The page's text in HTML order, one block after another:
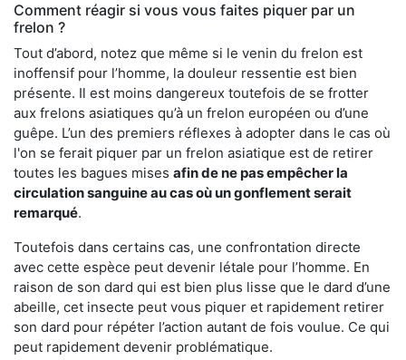
Comment réagir si vous vous faites piquer par un
frelon ?
Tout d’abord, notez que même si le venin du frelon est
inoffensif pour l’homme, la douleur ressentie est bien
présente. Il est moins dangereux toutefois de se frotter
aux frelons asiatiques qu’à un frelon européen ou d’une
guêpe. L’un des premiers réflexes à adopter dans le cas où
l'on se ferait piquer par un frelon asiatique est de retirer
toutes les bagues mises afin de ne pas empêcher la
circulation sanguine au cas où un gonflement serait
remarqué.
Toutefois dans certains cas, une confrontation directe
avec cette espèce peut devenir létale pour l’homme. En
raison de son dard qui est bien plus lisse que le dard d’une
abeille, cet insecte peut vous piquer et rapidement retirer
son dard pour répéter l’action autant de fois voulue. Ce qui
peut rapidement devenir problématique.